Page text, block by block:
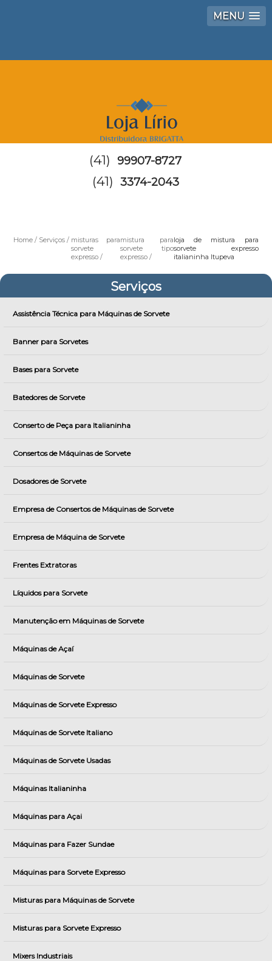
MENU
(41) 99907-8727
(41) 3374-2043
Home Serviços
misturas para
sorvete
expresso
mistura para
sorvete tipo
expresso
loja de mistura para
sorvete expresso
italianinha Itupeva
Serviços
Assistência Técnica para Máquinas de Sorvete
Banner para Sorvetes
Bases para Sorvete
Batedores de Sorvete
Conserto de Peça para Italianinha
Consertos de Máquinas de Sorvete
Dosadores de Sorvete
Empresa de Consertos de Máquinas de Sorvete
Empresa de Máquina de Sorvete
Frentes Extratoras
Líquidos para Sorvete
Manutenção em Máquinas de Sorvete
Máquinas de Açaí
Máquinas de Sorvete
Máquinas de Sorvete Expresso
Máquinas de Sorvete Italiano
Máquinas de Sorvete Usadas
Máquinas Italianinha
Máquinas para Açai
Máquinas para Fazer Sundae
Máquinas para Sorvete Expresso
Misturas para Máquinas de Sorvete
Misturas para Sorvete Expresso
Mixers Industriais